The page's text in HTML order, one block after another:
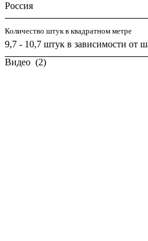
Россия
Количество штук в квадратном метре
9,7 - 10,7 штук в зависимости от
Видео (2)